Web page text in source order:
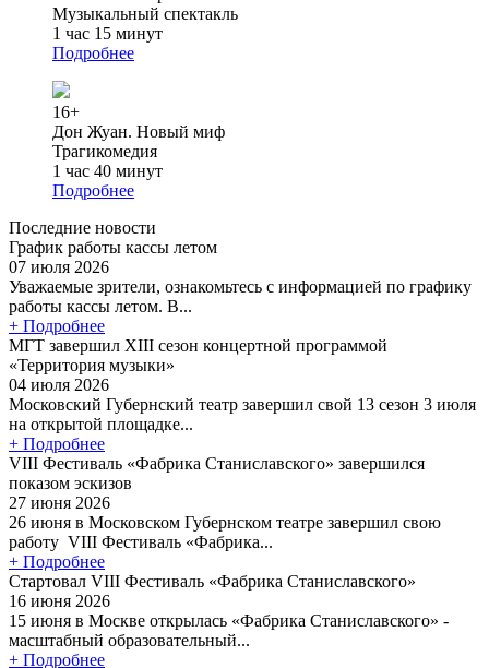
Музыкальный спектакль
1 час 15 минут
Подробнее
16+
Дон Жуан. Новый миф
Трагикомедия
1 час 40 минут
Подробнее
Последние новости
График работы кассы летом
07 июля 2026
Уважаемые зрители, ознакомьтесь с информацией по графику
работы кассы летом. В...
+ Подробнее
МГТ завершил XIII сезон концертной программой
«Территория музыки»
04 июля 2026
Московский Губернский театр завершил свой 13 сезон 3 июля
на открытой площадке...
+ Подробнее
VIII Фестиваль «Фабрика Станиславского» завершился
показом эскизов
27 июня 2026
26 июня в Московском Губернском театре завершил свою
работу VIII Фестиваль «Фабрика...
+ Подробнее
Стартовал VIII Фестиваль «Фабрика Станиславского»
16 июня 2026
15 июня в Москве открылась «Фабрика Станиславского» -
масштабный образовательный...
+ Подробнее